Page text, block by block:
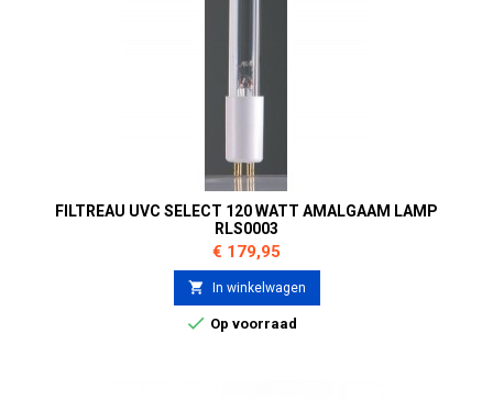
FILTREAU UVC SELECT 120 WATT AMALGAAM LAMP
RLS0003
Prijs
€ 179,95
 In winkelwagen
 Op voorraad